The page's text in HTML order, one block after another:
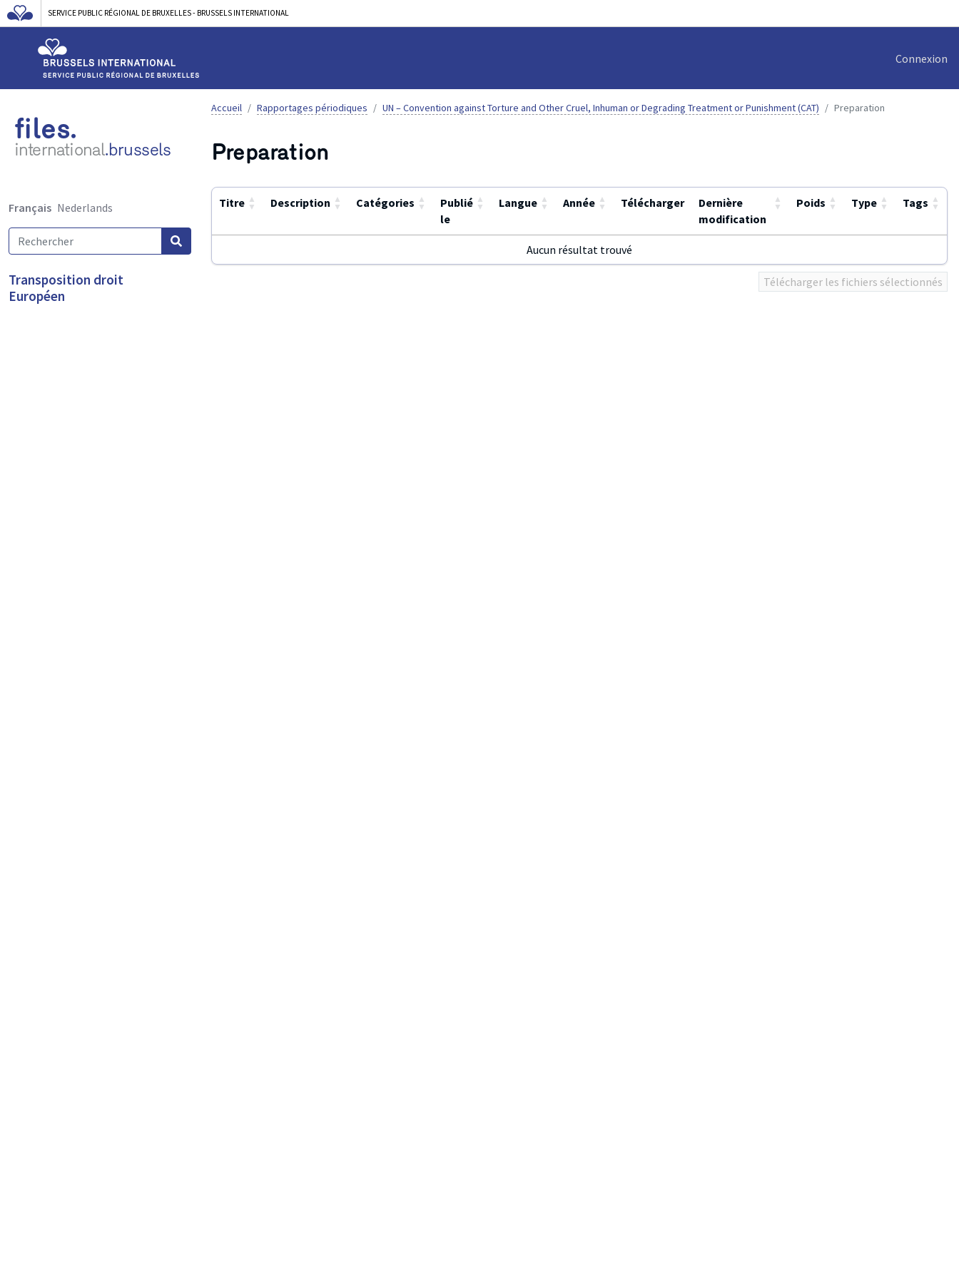
SERVICE PUBLIC RÉGIONAL DE BRUXELLES - BRUSSELS INTERNATIONAL
Connexion
files.
international.brussels
Français Nederlands
Transposition droit
Européen
Accueil Rapportages périodiques UN – Convention against Torture and Other Cruel, Inhuman or Degrading Treatment or Punishment (CAT) Preparation
Preparation
Titre ▲
▼ Description ▲
▼ Catégories ▲
▼
Publié
le
▲
▼ Langue ▲
▼ Année ▲
▼ Télécharger
Dernière
modification
▲
▼ Poids ▲
▼ Type ▲
▼ Tags ▲
▼
Aucun résultat trouvé
Télécharger les fichiers sélectionnés